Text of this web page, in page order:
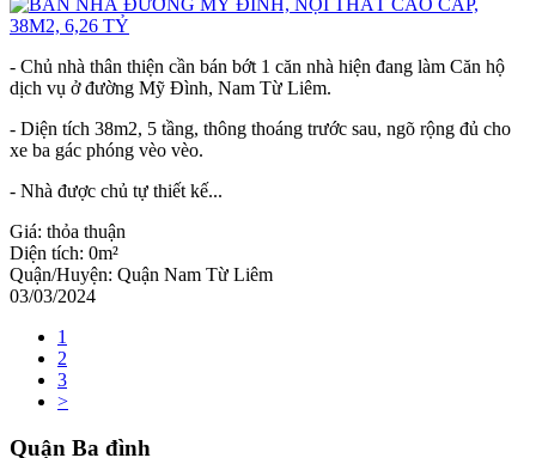
- Chủ nhà thân thiện cần bán bớt 1 căn nhà hiện đang làm Căn hộ
dịch vụ ở đường Mỹ Đình, Nam Từ Liêm.
- Diện tích 38m2, 5 tầng, thông thoáng trước sau, ngõ rộng đủ cho
xe ba gác phóng vèo vèo.
- Nhà được chủ tự thiết kế...
Giá: thỏa thuận
Diện tích: 0m²
Quận/Huyện: Quận Nam Từ Liêm
03/03/2024
1
2
3
>
Quận Ba đình